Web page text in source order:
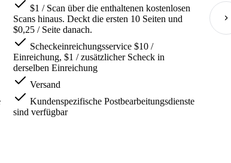
$1 / Scan über die enthaltenen kostenlosen
Scans hinaus. Deckt die ersten 10 Seiten und
$0,25 / Seite danach.
Scheckeinreichungsservice $10 /
Einreichung, $1 / zusätzlicher Scheck in
derselben Einreichung
Versand
Kundenspezifische Postbearbeitungsdienste
sind verfügbar